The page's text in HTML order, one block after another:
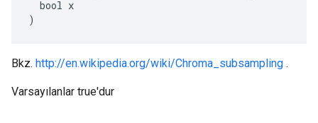
  bool x
)
Bkz. http://en.wikipedia.org/wiki/Chroma_subsampling .
Varsayılanlar true'dur